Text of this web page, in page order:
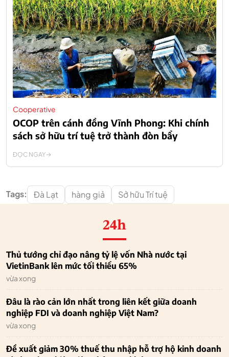
Cooperative
OCOP trên cánh đồng Vĩnh Phong: Khi chính
sách sở hữu trí tuệ trở thành đòn bẩy
ĐỌC NGAY
Tags: Đà Lạt hàng giả Sở hữu Trí tuệ
24h
Thủ tướng chỉ đạo nâng tỷ lệ vốn Nhà nước tại
VietinBank lên mức tối thiểu 65%
vừa xong
Đâu là rào cản lớn nhất trong liên kết giữa doanh
nghiệp FDI và doanh nghiệp Việt Nam?
vừa xong
Đề xuất giảm 30% thuế thu nhập hỗ trợ hộ kinh doanh